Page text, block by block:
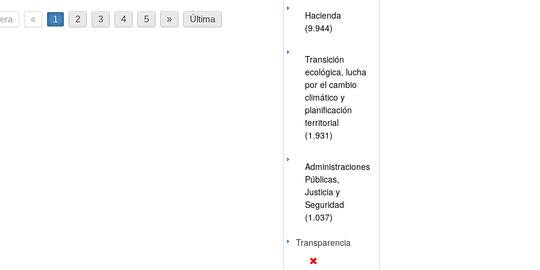
« 1 2 3 4 5 » Última
Hacienda
(9.944)
Transición
ecológica, lucha
por el cambio
climático y
planificación
territorial
(1.931)
Administraciones
Públicas,
Justicia y
Seguridad
(1.037)
Transparencia